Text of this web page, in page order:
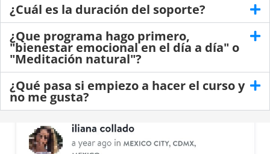
¿Cuál es la duración del soporte?
¿Que programa hago primero,
"bienestar emocional en el día a día" o
"Meditación natural"?
¿Qué pasa si empiezo a hacer el curso y
no me gusta?